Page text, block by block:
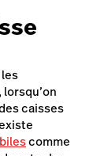
les
caisses
comme